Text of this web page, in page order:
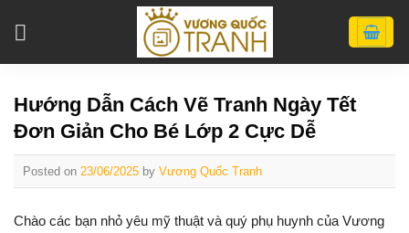
Hướng Dẫn Cách Vẽ Tranh Ngày Tết
Đơn Giản Cho Bé Lớp 2 Cực Dễ
Posted on 23/06/2025 by Vương Quốc Tranh
Chào các bạn nhỏ yêu mỹ thuật và quý phụ huynh của Vương